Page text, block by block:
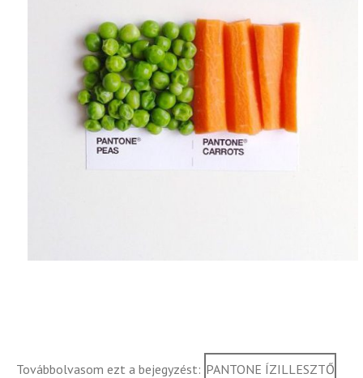
Továbbolvasom ezt a bejegyzést: PANTONE ÍZILLESZTŐ